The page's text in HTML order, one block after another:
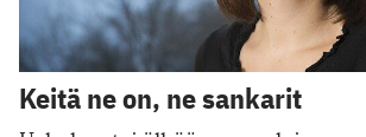
Keitä ne on, ne sankarit